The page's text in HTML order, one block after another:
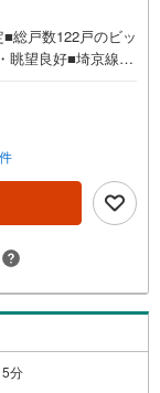
総戸数122戸のビッ
眺望良好■埼京線・
間:7:00～22:00
のお問い合わせが
ご連絡下さい！東
プ 東宝ハウス浦
和の住宅ローン■変
金利優遇割の最大
万円※2026年7月末
ライフパートナー
けサポート、Clu
分